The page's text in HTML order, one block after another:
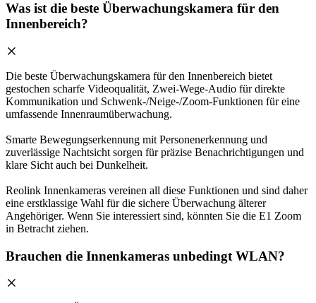
Was ist die beste Überwachungskamera für den
Innenbereich?
Die beste Überwachungskamera für den Innenbereich bietet
gestochen scharfe Videoqualität, Zwei-Wege-Audio für direkte
Kommunikation und Schwenk-/Neige-/Zoom-Funktionen für eine
umfassende Innenraumüberwachung.
Smarte Bewegungserkennung mit Personenerkennung und
zuverlässige Nachtsicht sorgen für präzise Benachrichtigungen und
klare Sicht auch bei Dunkelheit.
Reolink Innenkameras vereinen all diese Funktionen und sind daher
eine erstklassige Wahl für die sichere Überwachung älterer
Angehöriger. Wenn Sie interessiert sind, könnten Sie die E1 Zoom
in Betracht ziehen.
Brauchen die Innenkameras unbedingt WLAN?